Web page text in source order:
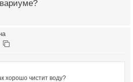
хорошо чистит воду?